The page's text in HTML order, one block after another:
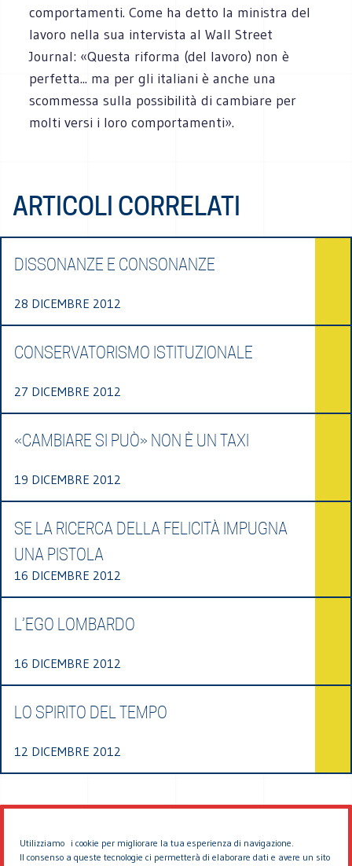
Utilizziamo i cookie per migliorare la tua esperienza di navigazione.
Il consenso a queste tecnologie ci permetterà di elaborare dati e avere un sito
comportamenti. Come ha detto la ministra del
lavoro nella sua intervista al Wall Street
Journal: «Questa riforma (del lavoro) non è
perfetta... ma per gli italiani è anche una
scommessa sulla possibilità di cambiare per
molti versi i loro comportamenti».
ARTICOLI CORRELATI
DISSONANZE E CONSONANZE
28 DICEMBRE 2012
CONSERVATORISMO ISTITUZIONALE
27 DICEMBRE 2012
«CAMBIARE SI PUÒ» NON È UN TAXI
19 DICEMBRE 2012
SE LA RICERCA DELLA FELICITÀ IMPUGNA
UNA PISTOLA
16 DICEMBRE 2012
L’EGO LOMBARDO
16 DICEMBRE 2012
LO SPIRITO DEL TEMPO
12 DICEMBRE 2012